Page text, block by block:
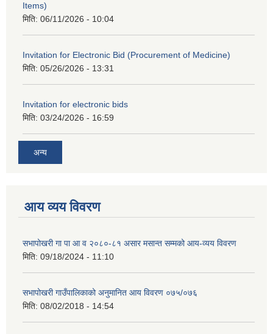
Items)
मिति: 06/11/2026 - 10:04
Invitation for Electronic Bid (Procurement of Medicine)
मिति: 05/26/2026 - 13:31
Invitation for electronic bids
मिति: 03/24/2026 - 16:59
अन्य
आय व्यय विवरण
सभापोखरी गा पा आ व २०८०-८१ असार मसान्त सम्मको आय-व्यय विवरण
मिति: 09/18/2024 - 11:10
सभापोखरी गाउँपालिकाको अनुमानित आय विवरण ०७५/०७६
मिति: 08/02/2018 - 14:54